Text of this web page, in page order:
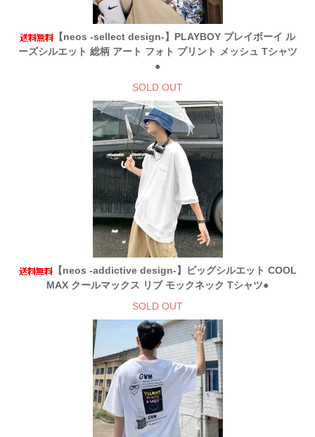
【neos -sellect design-】PLAYBOY プレイボーイ ル
ーズシルエット 総柄 アート フォト プリント メッシュ Tシャツ
●
SOLD OUT
【neos -addictive design-】ビッグシルエット COOL
MAX クールマックス リブ モックネック Tシャツ●
SOLD OUT